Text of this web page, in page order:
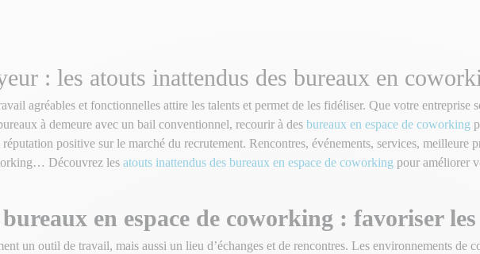
: les atouts inattendus des bureaux en
agréables et fonctionnelles attire les talents et permet de les fidéliser. Que votre entreprise
à demeure avec un bail conventionnel, recourir à des bureaux en espace de coworking
positive sur le marché du recrutement. Rencontres, événements, services, meilleure
Découvrez les atouts inattendus des bureaux en espace de coworking pour améliorer
en espace de coworking : favoriser
un outil de travail, mais aussi un lieu d’échanges et de rencontres. Les environnements de